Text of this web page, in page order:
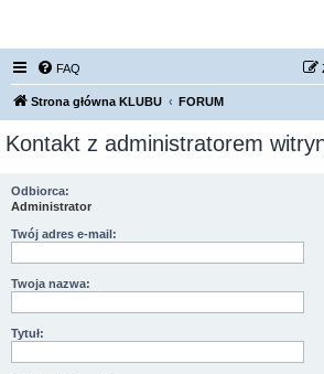
FAQ
Strona główna KLUBU FORUM
Kontakt z administratorem
Odbiorca:
Administrator
Twój adres e-mail:
Twoja nazwa:
Tytuł: